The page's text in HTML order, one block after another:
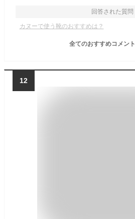
回答された質問
カヌーで使う靴のおすすめは？
全てのおすすめコメント
12